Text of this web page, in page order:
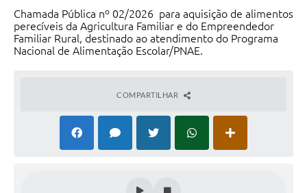
Telefones Úteis
Enquete
Chamada Pública nº 02/2026 para aquisição de alimentos
perecíveis da Agricultura Familiar e do Empreendedor
Familiar Rural, destinado ao atendimento do Programa
Nacional de Alimentação Escolar/PNAE.
COMPARTILHAR